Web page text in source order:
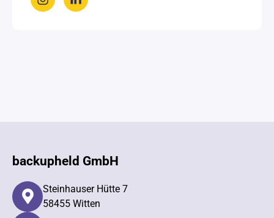
backupheld GmbH
Steinhauser Hütte 7
58455 Witten